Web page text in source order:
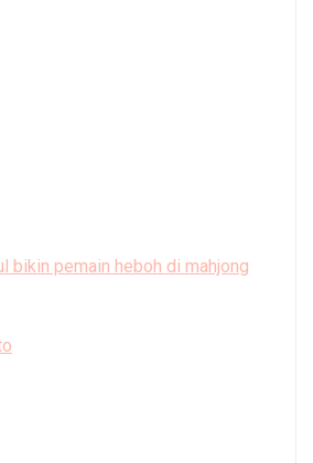
bikin pemain heboh di mahjong